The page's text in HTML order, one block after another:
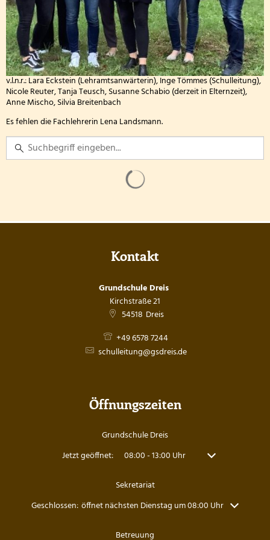
Digitalpakt
2026
v.l.n.r.: Lara Eckstein (Lehramtsanwärterin), Inge Tömmes (Schulleitung),
Nicole Reuter, Tanja Teusch, Susanne Schabio (derzeit in Elternzeit),
Anne Mischo, Silvia Breitenbach
Es fehlen die Fachlehrerin Lena Landsmann.
Kontakt
Grundschule Dreis
Kirchstraße 21
54518 Dreis
+49 6578 7244
schulleitung@gsdreis.de
Öffnungszeiten
Grundschule Dreis
Klicken, um weitere Öffnungs- oder Schließzeiten
Jetzt geöffnet: 08:00-13:00 Uhr Von 08:00 bis
Sekretariat
Klicken, um weitere Öffnungs- oder Schließzeiten auszublenden
Geschlossen: öffnet nächsten Dienstag um 08:00 Uhr
Betreuung